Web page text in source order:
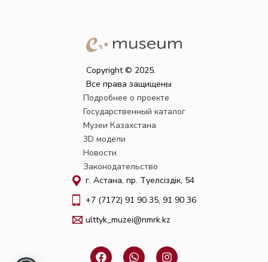
Copyright © 2025.
Все права защищены
Подробнее о проекте
Государственный каталог
Музеи Казахстана
3D модели
Новости
Законодательство
г. Астана, пр. Тәуелсіздік, 54
+7 (7172) 91 90 35, 91 90 36
ulttyk_muzei@nmrk.kz
F W I